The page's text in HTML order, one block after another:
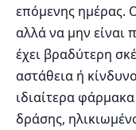
επόμενης ημέρας.
αλλά να μην είναι
έχει βραδύτερη
αστάθεια ή
ιδιαίτερα
δράσης,